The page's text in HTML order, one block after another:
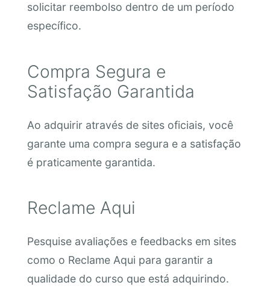
solicitar reembolso dentro de um período
específico.
Compra Segura e
Satisfação Garantida
Ao adquirir através de sites oficiais, você
garante uma compra segura e a satisfação
é praticamente garantida.
Reclame Aqui
Pesquise avaliações e feedbacks em sites
como o Reclame Aqui para garantir a
qualidade do curso que está adquirindo.